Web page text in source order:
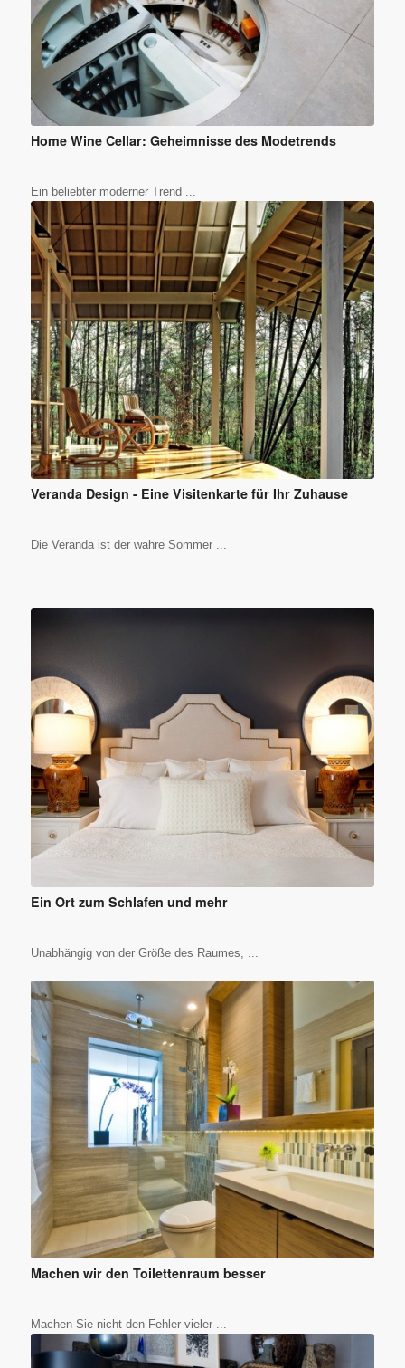
Home Wine Cellar: Geheimnisse des Modetrends
Ein beliebter moderner Trend ...
Veranda Design - Eine Visitenkarte für Ihr Zuhause
Die Veranda ist der wahre Sommer ...
Ein Ort zum Schlafen und mehr
Unabhängig von der Größe des Raumes, ...
Machen wir den Toilettenraum besser
Machen Sie nicht den Fehler vieler ...